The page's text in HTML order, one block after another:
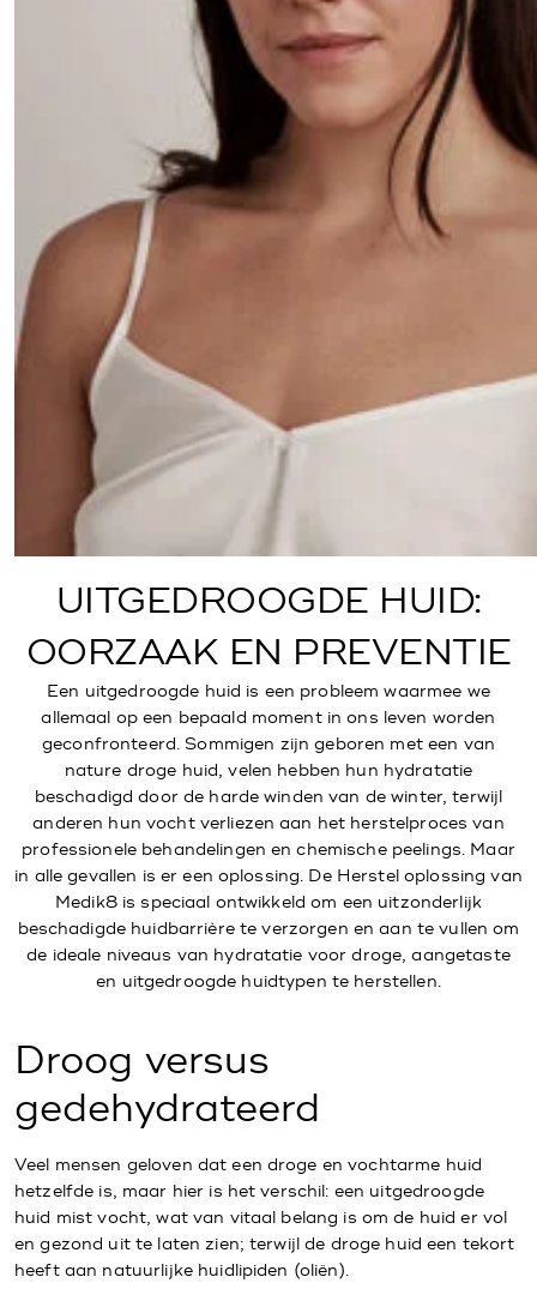
UITGEDROOGDE HUID:
OORZAAK EN PREVENTIE
Een uitgedroogde huid is een probleem waarmee we
allemaal op een bepaald moment in ons leven worden
geconfronteerd. Sommigen zijn geboren met een van
nature droge huid, velen hebben hun hydratatie
beschadigd door de harde winden van de winter, terwijl
anderen hun vocht verliezen aan het herstelproces van
professionele behandelingen en chemische peelings. Maar
in alle gevallen is er een oplossing. De Herstel oplossing van
Medik8 is speciaal ontwikkeld om een uitzonderlijk
beschadigde huidbarrière te verzorgen en aan te vullen om
de ideale niveaus van hydratatie voor droge, aangetaste
en uitgedroogde huidtypen te herstellen.
Droog versus
gedehydrateerd
Veel mensen geloven dat een droge en vochtarme huid
hetzelfde is, maar hier is het verschil: een uitgedroogde
huid mist vocht, wat van vitaal belang is om de huid er vol
en gezond uit te laten zien; terwijl de droge huid een tekort
heeft aan natuurlijke huidlipiden (oliën).